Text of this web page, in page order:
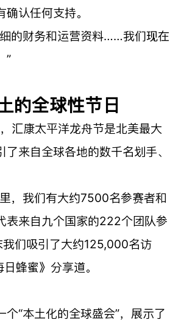
认任何支持。
的财务和运营资料……我们现在
”
的全球性节日
汇康太平洋龙舟节是北美最大
了来自全球各地的数千名划手、
，我们有大约7500名参赛者和
表来自九个国家的222个团队参
们吸引了大约125,000名访
蜂蜜》分享道。
个“本土化的全球盛会”，展示了